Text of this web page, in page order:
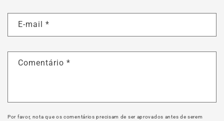
E-mail *
Comentário *
Por favor, nota que os comentários precisam de ser aprovados antes de serem